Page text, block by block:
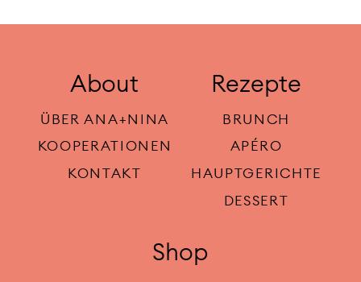
About
ÜBER ANA+NINA
KOOPERATIONEN
KONTAKT
Rezepte
BRUNCH
APÉRO
HAUPTGERICHTE
DESSERT
Shop